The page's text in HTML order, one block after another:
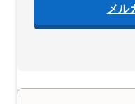
メル